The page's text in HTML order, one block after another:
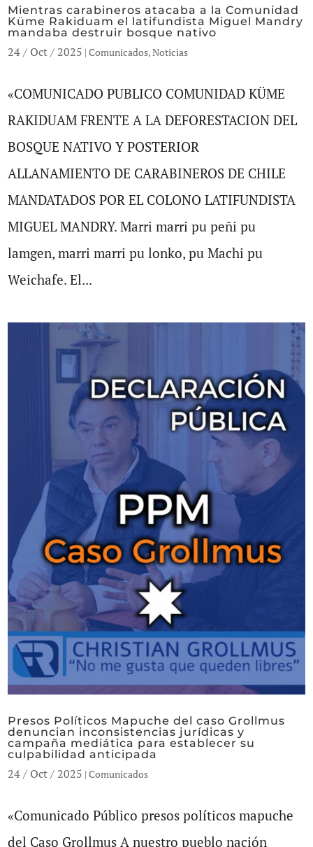
Mientras carabineros atacaba a la Comunidad
Küme Rakiduam el latifundista Miguel Mandry
mandaba destruir bosque nativo
24 / Oct / 2025 |Comunicados,Noticias
«COMUNICADO PUBLICO COMUNIDAD KÜME
RAKIDUAM FRENTE A LA DEFORESTACION DEL
BOSQUE NATIVO Y POSTERIOR
ALLANAMIENTO DE CARABINEROS DE CHILE
MANDATADOS POR EL COLONO LATIFUNDISTA
MIGUEL MANDRY. Marri marri pu peñi pu
lamgen, marri marri pu lonko, pu Machi pu
Weichafe. El...
Presos Políticos Mapuche del caso Grollmus
denuncian inconsistencias jurídicas y
campaña mediática para establecer su
culpabilidad anticipada
24 / Oct / 2025 |Comunicados
«Comunicado Público presos políticos mapuche
del Caso Grollmus A nuestro pueblo nación